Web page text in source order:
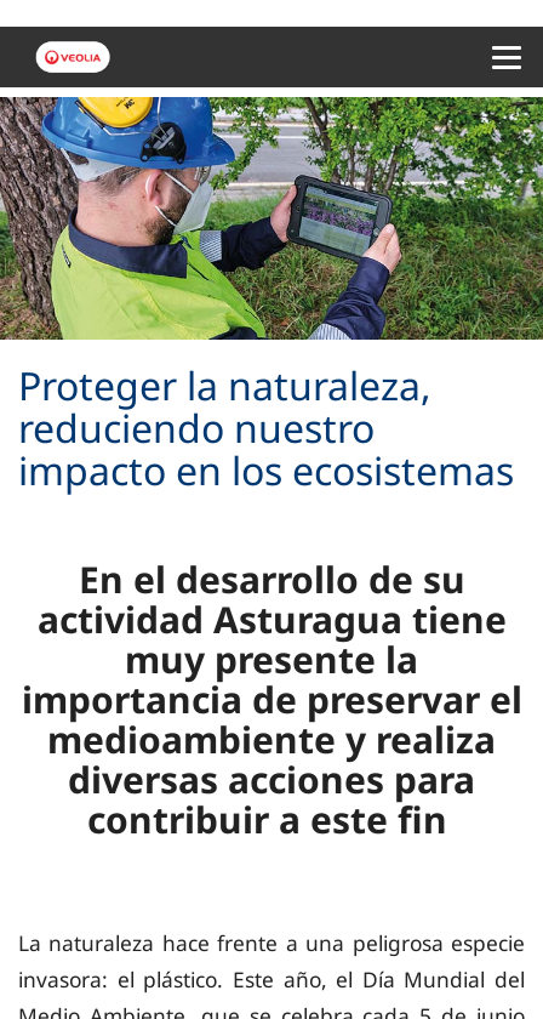
Proteger la naturaleza,
reduciendo nuestro
impacto en los ecosistemas
En el desarrollo de su
actividad Asturagua tiene
muy presente la
importancia de preservar el
medioambiente y realiza
diversas acciones para
contribuir a este fin
La naturaleza hace frente a una peligrosa especie
invasora: el plástico. Este año, el Día Mundial del